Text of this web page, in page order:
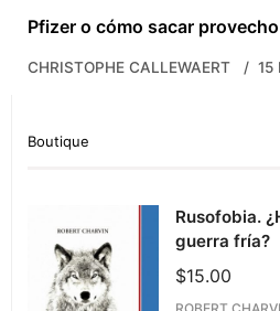
Pfizer o cómo sacar
CHRISTOPHE CALLEWAERT 15
Boutique
Rusofobia.
guerra fría?
$15.00